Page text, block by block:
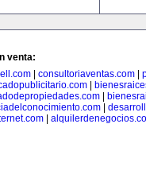
venta:
consultoriaventas.com
|
|
|